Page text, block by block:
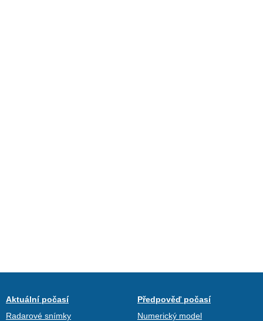
Aktuální počasí
Radarové snímky
Předpověď počasí
Numerický model